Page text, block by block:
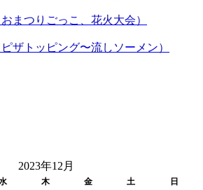
まつりごっこ、花火大会）
ザトッピング〜流しソーメン）
2023年12月
木 金 土
日